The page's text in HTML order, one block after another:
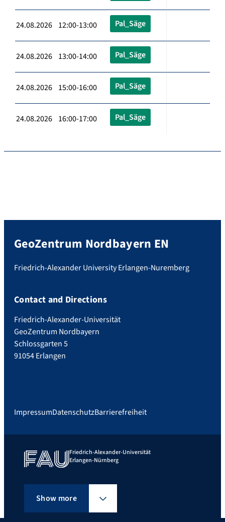
24.08.2026 12:00-13:00 Pal_Säge
24.08.2026 13:00-14:00 Pal_Säge
24.08.2026 15:00-16:00 Pal_Säge
24.08.2026 16:00-17:00 Pal_Säge
GeoZentrum Nordbayern EN
Friedrich-Alexander University Erlangen-Nuremberg
Contact and Directions
Friedrich-Alexander-Universität
GeoZentrum Nordbayern
Schlossgarten 5
91054 Erlangen
ImpressumDatenschutzBarrierefreiheit
Friedrich-Alexander-Universität
Erlangen-Nürnberg
Show more